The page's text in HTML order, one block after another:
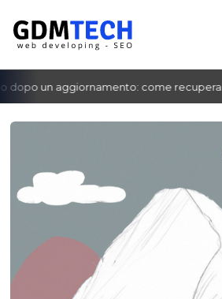
un aggiornamento: come recuperarlo
‹